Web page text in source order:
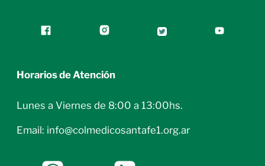
Horarios de Atención
Lunes a Viernes de 8:00 a 13:00hs.
Email: info@colmedicosantafe1.org.ar